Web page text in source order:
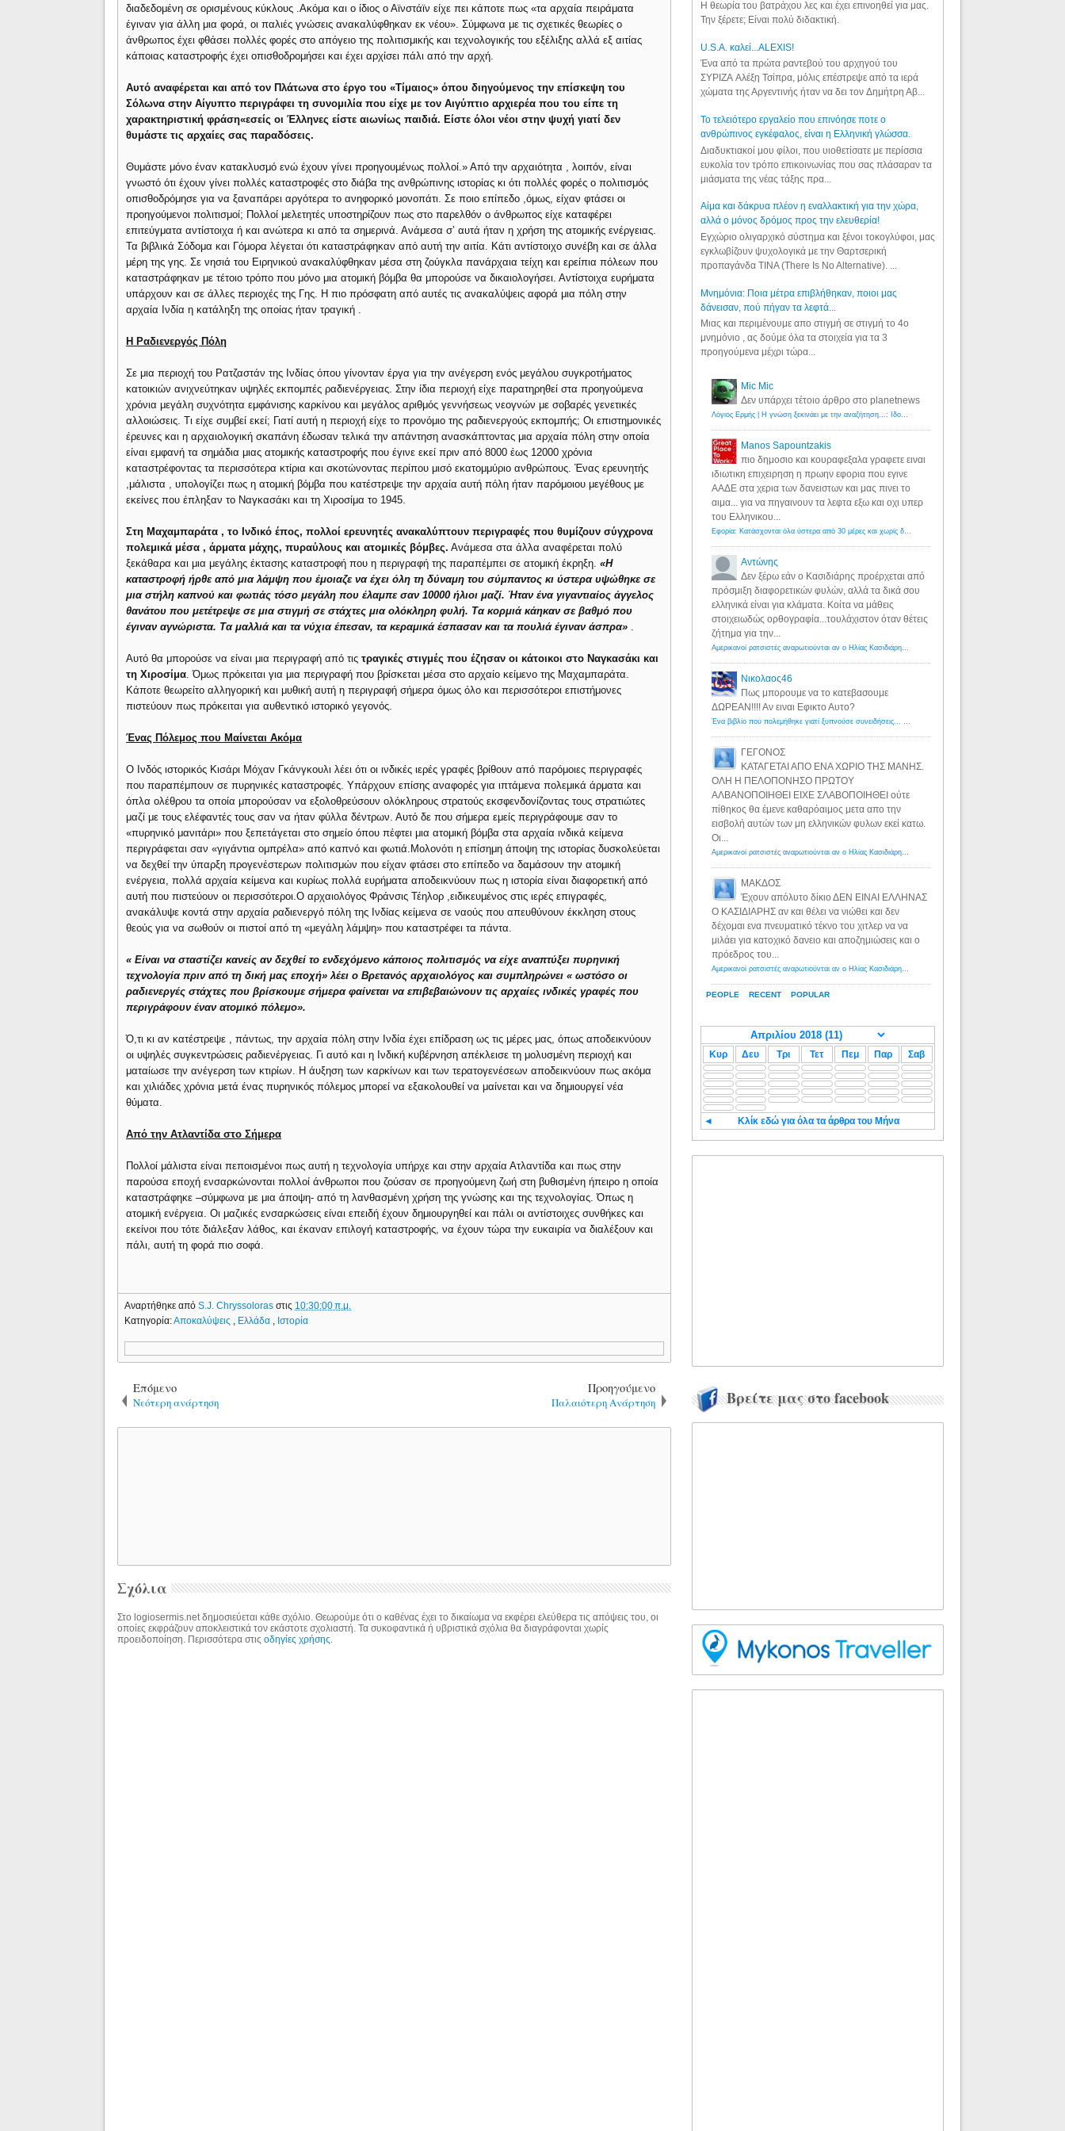
διαδεδομένη σε ορισμένους κύκλους .Ακόμα και ο ίδιος ο Αϊνστάϊν είχε πει κάποτε πως «τα αρχαία πειράματα
έγιναν για άλλη μια φορά, οι παλιές γνώσεις ανακαλύφθηκαν εκ νέου». Σύμφωνα με τις σχετικές θεωρίες ο
άνθρωπος έχει φθάσει πολλές φορές στο απόγειο της πολιτισμικής και τεχνολογικής του εξέλιξης αλλά εξ αιτίας
κάποιας καταστροφής έχει οπισθοδρομήσει και έχει αρχίσει πάλι από την αρχή.
Αυτό αναφέρεται και από τον Πλάτωνα στο έργο του «Τίμαιος» όπου διηγούμενος την επίσκεψη του
Σόλωνα στην Αίγυπτο περιγράφει τη συνομιλία που είχε με τον Αιγύπτιο αρχιερέα που του είπε τη
χαρακτηριστική φράση«εσείς οι Έλληνες είστε αιωνίως παιδιά. Είστε όλοι νέοι στην ψυχή γιατί δεν
θυμάστε τις αρχαίες σας παραδόσεις.
Θυμάστε μόνο έναν κατακλυσμό ενώ έχουν γίνει προηγουμένως πολλοί.» Από την αρχαιότητα , λοιπόν, είναι
γνωστό ότι έχουν γίνει πολλές καταστροφές στο διάβα της ανθρώπινης ιστορίας κι ότι πολλές φορές ο πολιτισμός
οπισθοδρόμησε για να ξαναπάρει αργότερα το ανηφορικό μονοπάτι. Σε ποιο επίπεδο ,όμως, είχαν φτάσει οι
προηγούμενοι πολιτισμοί; Πολλοί μελετητές υποστηρίζουν πως στο παρελθόν ο άνθρωπος είχε καταφέρει
επιτεύγματα αντίστοιχα ή και ανώτερα κι από τα σημερινά. Ανάμεσα σ’ αυτά ήταν η χρήση της ατομικής ενέργειας.
Τα βιβλικά Σόδομα και Γόμορα λέγεται ότι καταστράφηκαν από αυτή την αιτία. Κάτι αντίστοιχο συνέβη και σε άλλα
μέρη της γης. Σε νησιά του Ειρηνικού ανακαλύφθηκαν μέσα στη ζούγκλα πανάρχαια τείχη και ερείπια πόλεων που
καταστράφηκαν με τέτοιο τρόπο που μόνο μια ατομική βόμβα θα μπορούσε να δικαιολογήσει. Αντίστοιχα ευρήματα
υπάρχουν και σε άλλες περιοχές της Γης. Η πιο πρόσφατη από αυτές τις ανακαλύψεις αφορά μια πόλη στην
αρχαία Ινδία η κατάληξη της οποίας ήταν τραγική .
Η Ραδιενεργός Πόλη
Σε μια περιοχή του Ρατζαστάν της Ινδίας όπου γίνονταν έργα για την ανέγερση ενός μεγάλου συγκροτήματος
κατοικιών ανιχνεύτηκαν υψηλές εκπομπές ραδιενέργειας. Στην ίδια περιοχή είχε παρατηρηθεί στα προηγούμενα
χρόνια μεγάλη συχνότητα εμφάνισης καρκίνου και μεγάλος αριθμός γεννήσεως νεογνών με σοβαρές γενετικές
αλλοιώσεις. Τι είχε συμβεί εκεί; Γιατί αυτή η περιοχή είχε το προνόμιο της ραδιενεργούς εκπομπής; Οι επιστημονικές
έρευνες και η αρχαιολογική σκαπάνη έδωσαν τελικά την απάντηση ανασκάπτοντας μια αρχαία πόλη στην οποία
είναι εμφανή τα σημάδια μιας ατομικής καταστροφής που έγινε εκεί πριν από 8000 έως 12000 χρόνια
καταστρέφοντας τα περισσότερα κτίρια και σκοτώνοντας περίπου μισό εκατομμύριο ανθρώπους. Ένας ερευνητής
,μάλιστα , υπολογίζει πως η ατομική βόμβα που κατέστρεψε την αρχαία αυτή πόλη ήταν παρόμοιου μεγέθους με
εκείνες που έπληξαν το Ναγκασάκι και τη Χιροσίμα το 1945.
Στη Μαχαμπαράτα , το Ινδικό έπος, πολλοί ερευνητές ανακαλύπτουν περιγραφές που θυμίζουν σύγχρονα
πολεμικά μέσα , άρματα μάχης, πυραύλους και ατομικές βόμβες. Ανάμεσα στα άλλα αναφέρεται πολύ
ξεκάθαρα και μια μεγάλης έκτασης καταστροφή που η περιγραφή της παραπέμπει σε ατομική έκρηξη.«Η
καταστροφή ήρθε από μια λάμψη που έμοιαζε να έχει όλη τη δύναμη του σύμπαντος κι ύστερα υψώθηκε σε
μια στήλη καπνού και φωτιάς τόσο μεγάλη που έλαμπε σαν 10000 ήλιοι μαζί. Ήταν ένα γιγαντιαίος άγγελος
θανάτου που μετέτρεψε σε μια στιγμή σε στάχτες μια ολόκληρη φυλή. Τα κορμιά κάηκαν σε βαθμό που
έγιναν αγνώριστα. Τα μαλλιά και τα νύχια έπεσαν, τα κεραμικά έσπασαν και τα πουλιά έγιναν άσπρα» .
Αυτό θα μπορούσε να είναι μια περιγραφή από τιςτραγικές στιγμές που έζησαν οι κάτοικοι στο Ναγκασάκι και
τη Χιροσίμα. Όμως πρόκειται για μια περιγραφή που βρίσκεται μέσα στο αρχαίο κείμενο της Μαχαμπαράτα.
Κάποτε θεωρείτο αλληγορική και μυθική αυτή η περιγραφή σήμερα όμως όλο και περισσότεροι επιστήμονες
πιστεύουν πως πρόκειται για αυθεντικό ιστορικό γεγονός.
Ένας Πόλεμος που Μαίνεται Ακόμα
Ο Ινδός ιστορικός Κισάρι Μόχαν Γκάνγκουλι λέει ότι οι ινδικές ιερές γραφές βρίθουν από παρόμοιες περιγραφές
που παραπέμπουν σε πυρηνικές καταστροφές. Υπάρχουν επίσης αναφορές για ιπτάμενα πολεμικά άρματα και
όπλα ολέθρου τα οποία μπορούσαν να εξολοθρεύσουν ολόκληρους στρατούς εκσφενδονίζοντας τους στρατιώτες
μαζί με τους ελέφαντές τους σαν να ήταν φύλλα δέντρων. Αυτό δε που σήμερα εμείς περιγράφουμε σαν το
«πυρηνικό μανιτάρι» που ξεπετάγεται στο σημείο όπου πέφτει μια ατομική βόμβα στα αρχαία ινδικά κείμενα
περιγράφεται σαν «γιγάντια ομπρέλα» από καπνό και φωτιά.Μολονότι η επίσημη άποψη της ιστορίας δυσκολεύεται
να δεχθεί την ύπαρξη προγενέστερων πολιτισμών που είχαν φτάσει στο επίπεδο να δαμάσουν την ατομική
ενέργεια, πολλά αρχαία κείμενα και κυρίως πολλά ευρήματα αποδεικνύουν πως η ιστορία είναι διαφορετική από
αυτή που πιστεύουν οι περισσότεροι.Ο αρχαιολόγος Φράνσις Τέηλορ ,ειδικευμένος στις ιερές επιγραφές,
ανακάλυψε κοντά στην αρχαία ραδιενεργό πόλη της Ινδίας κείμενα σε ναούς που απευθύνουν έκκληση στους
θεούς για να σωθούν οι πιστοί από τη «μεγάλη λάμψη» που καταστρέφει τα πάντα.
« Είναι να σταστίζει κανείς αν δεχθεί το ενδεχόμενο κάποιος πολιτισμός να είχε αναπτύξει πυρηνική
τεχνολογία πριν από τη δική μας εποχή» λέει ο Βρετανός αρχαιολόγος και συμπληρώνει « ωστόσο οι
ραδιενεργές στάχτες που βρίσκουμε σήμερα φαίνεται να επιβεβαιώνουν τις αρχαίες ινδικές γραφές που
περιγράφουν έναν ατομικό πόλεμο».
Ό,τι κι αν κατέστρεψε , πάντως, την αρχαία πόλη στην Ινδία έχει επίδραση ως τις μέρες μας, όπως αποδεικνύουν
οι υψηλές συγκεντρώσεις ραδιενέργειας. Γι αυτό και η Ινδική κυβέρνηση απέκλεισε τη μολυσμένη περιοχή και
ματαίωσε την ανέγερση των κτιρίων. Η άυξηση των καρκίνων και των τερατογενέσεων αποδεικνύουν πως ακόμα
και χιλιάδες χρόνια μετά ένας πυρηνικός πόλεμος μπορεί να εξακολουθεί να μαίνεται και να δημιουργεί νέα
θύματα.
Από την Ατλαντίδα στο Σήμερα
Πολλοί μάλιστα είναι πεποισμένοι πως αυτή η τεχνολογία υπήρχε και στην αρχαία Ατλαντίδα και πως στην
παρούσα εποχή ενσαρκώνονται πολλοί άνθρωποι που ζούσαν σε προηγούμενη ζωή στη βυθισμένη ήπειρο η οποία
καταστράφηκε –σύμφωνα με μια άποψη- από τη λανθασμένη χρήση της γνώσης και της τεχνολογίας. Όπως η
ατομική ενέργεια. Οι μαζικές ενσαρκώσεις είναι επειδή έχουν δημιουργηθεί και πάλι οι αντίστοιχες συνθήκες και
εκείνοι που τότε διάλεξαν λάθος, και έκαναν επιλογή καταστροφής, να έχουν τώρα την ευκαιρία να διαλέξουν και
πάλι, αυτή τη φορά πιο σοφά.
Αναρτήθηκε απόS.J. Chryssolorasστις 10:30:00 π.μ.
Κατηγορία:Αποκαλύψεις Ελλάδα Ιστορία
Επόμενο
Νεότερη ανάρτηση
Προηγούμενο
Παλαιότερη Ανάρτηση
Σχόλια
Στο logiosermis.net δημοσιεύεται κάθε σχόλιο. Θεωρούμε ότι ο καθένας έχει το δικαίωμα να εκφέρει ελεύθερα τις απόψεις του, οι
οποίες εκφράζουν αποκλειστικά τον εκάστοτε σχολιαστή. Τα συκοφαντικά ή υβριστικά σχόλια θα διαγράφονται χωρίς
προειδοποίηση. Περισσότερα στιςοδηγίες χρήσης
Η θεωρία του βατράχου λες και έχει επινοηθεί για μας.
Την ξέρετε; Είναι πολύ διδακτική.
U.S.A. καλεί...ALEXIS!
Ένα από τα πρώτα ραντεβού του αρχηγού του
ΣΥΡΙΖΑ Αλέξη Τσίπρα, μόλις επέστρεψε από τα ιερά
χώματα της Αργεντινής ήταν να δει τον Δημήτρη Αβ...
Το τελειότερο εργαλείο που επινόησε ποτε ο
ανθρώπινος εγκέφαλος, είναι η Ελληνική γλώσσα.
Διαδυκτιακοί μου φίλοι, που υιοθετίσατε με περίσσια
ευκολία τον τρόπο επικοινωνίας που σας πλάσαραν τα
μιάσματα της νέας τάξης πρα...
Αίμα και δάκρυα πλέον η εναλλακτική για την χώρα,
αλλά ο μόνος δρόμος προς την ελευθερία!
Εγχώριο ολιγαρχικό σύστημα και ξένοι τοκογλύφοι, μας
εγκλωβίζουν ψυχολογικά με την Θαρτσερική
προπαγάνδα TINA (There Is No Alternative). ...
Μνημόνια: Ποια μέτρα επιβλήθηκαν, ποιοι μας
δάνεισαν, πού πήγαν τα λεφτά...
Μιας και περιμένουμε απο στιγμή σε στιγμή το 4ο
μνημόνιο , ας δούμε όλα τα στοιχεία για τα 3
προηγούμενα μέχρι τώρα...
PEOPLE RECENT POPULAR
Mic Mic
Δεν υπάρχει τέτοιο άρθρο στο planetnews
Λόγιος Ερμής | Η γνώση ξεκινάει με την αναζήτηση...: Ιδού οι 18 που χρωστούν 11 δις ευρώ!
Manos Sapountzakis
πιο δημοσιο και κουραφεξαλα γραφετε ειναι
ιδιωτικη επιχειρηση η πρωην εφορια που εγινε
ΑΑΔΕ στα χερια των δανειστων και μας πινει το
αιμα... για να πηγαινουν τα λεφτα εξω και οχι υπερ
του Ελληνικου...
Εφορία: Κατάσχονται όλα ύστερα από 30 μέρες και χωρίς δικαστικές αποφάσεις - Λόγιος Ερμής
Αντώνης
Δεν ξέρω εάν ο Κασιδιάρης προέρχεται από
πρόσμιξη διαφορετικών φυλών, αλλά τα δικά σου
ελληνικά είναι για κλάματα. Κοίτα να μάθεις
στοιχειωδώς ορθογραφία...τουλάχιστον όταν θέτεις
ζήτημα για την...
Αμερικανοί ρατσιστές αναρωτιούνται αν ο Ηλίας Κασιδιάρης ανήκει στη λευκή φυλή... - Λόγιος Ερμής
Νικολαος46
Πως μπορουμε να το κατεβασουμε
ΔΩΡΕΑΝ!!!! Αν ειναι Εφικτο Αυτο?
Ένα βιβλίο που πολεμήθηκε γιατί ξυπνούσε συνειδήσεις... - Λόγιος Ερμής | Η γνώση ξεκινάει με την αναζήτηση...
ΓΕΓΟΝΟΣ
ΚΑΤΑΓΕΤΑΙ ΑΠΟ ΕΝΑ ΧΩΡΙΟ ΤΗΣ ΜΑΝΗΣ.
ΟΛΗ Η ΠΕΛΟΠΟΝΗΣΟ ΠΡΩΤΟΥ
ΑΛΒΑΝΟΠΟΙΗΘΕΙ ΕΙΧΕ ΣΛΑΒΟΠΟΙΗΘΕΙ ούτε
πίθηκος θα έμενε καθαρόαιμος μετα απο την
εισβολή αυτών των μη ελληνικών φυλων εκεί κατω.
Οι...
Αμερικανοί ρατσιστές αναρωτιούνται αν ο Ηλίας Κασιδιάρης ανήκει στη λευκή φυλή... - Λόγιος Ερμής
ΜΑΚΔΟΣ
Έχουν απόλυτο δίκιο ΔΕΝ ΕΙΝΑΙ ΕΛΛΗΝΑΣ
Ο ΚΑΣΙΔΙΑΡΗΣ αν και θέλει να νιώθει και δεν
δέχομαι ενα πνευματικό τέκνο του χιτλερ να να
μιλάει για κατοχικό δανειο και αποζημιώσεις και ο
πρόεδρος του...
Αμερικανοί ρατσιστές αναρωτιούνται αν ο Ηλίας Κασιδιάρης ανήκει στη λευκή φυλή... - Λόγιος Ερμής
Κυρ Δευ Τρι Τετ Πεμ Παρ Σαβ
◄ Κλίκ εδώ για όλα τα άρθρα του Μήνα
Βρείτε μας στο facebook